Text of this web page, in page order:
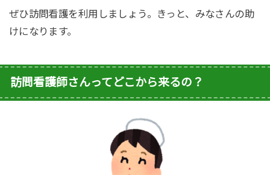
ぜひ訪問看護を利用しましょう。きっと、みなさんの助
けになります。
訪問看護師さんってどこから来るの？